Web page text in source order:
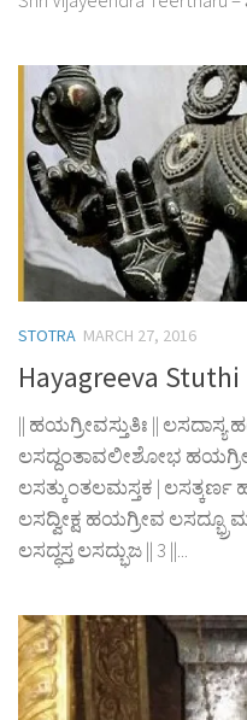
STOTRA MARCH 27, 2016
Hayagreeva Stuthi
|| ಹಯಗ್ರೀವಸ್ತುತಿಃ ||
ಲಸದ್ದಂತಾವಲೀಶೋಭ
ಲಸತ್ಕುಂತಲಮಸ್ತಕ |
ಲಸದ್ವೀಕ್ಷ ಹಯಗ್ರೀವ
ಲಸದ್ಧಸ್ತ ಲಸದ್ಭುಜ || 3 ||...